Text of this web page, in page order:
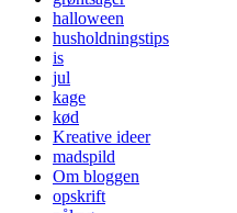
halloween
husholdningstips
is
jul
kage
kød
Kreative ideer
madspild
Om bloggen
opskrift